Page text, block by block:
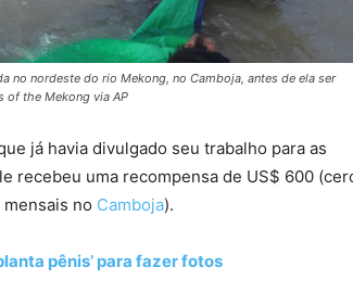
no nordeste do rio Mekong, no Camboja, antes de ela ser
of the Mekong via AP
já havia divulgado seu trabalho para as
recebeu uma recompensa de US$ 600
no Camboja).
pênis’ para fazer fotos